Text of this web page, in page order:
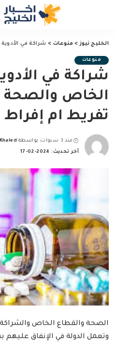
الخليج نيوز> منوعات > شراكة في الأدوية بين
منوعات
شراكة في
الخاص والصحة
تفريط ام إفراط
منذ 3 سنوات
Posted
by
بواسطة Khaled
آخر تحديث: 2024-02-17
الصحة والقطاع الخاص
وتعمل الدولة في الإنفاق عليهم